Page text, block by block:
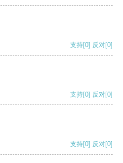
支持[0] 反对[0]
支持[0] 反对[0]
支持[0] 反对[0]